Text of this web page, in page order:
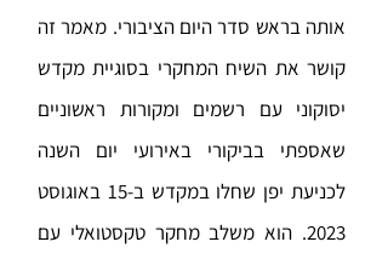
אותה בראש סדר היום הציבורי. מאמר זה
קושר את השיח המחקרי בסוגיית מקדש
יסוקוני עם רשמים ומקורות ראשוניים
שאספתי בביקורי באירועי יום השנה
לכניעת יפן שחלו במקדש ב-15 באוגוסט
2023. הוא משלב מחקר טקסטואלי עם